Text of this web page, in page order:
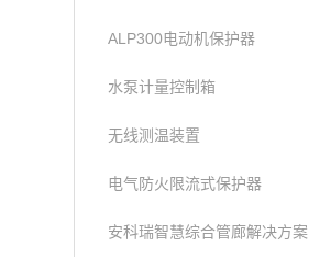
ALP300电动机保护器
水泵计量控制箱
无线测温装置
电气防火限流式保护器
安科瑞智慧综合管廊解决方案